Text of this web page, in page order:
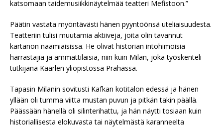
katsomaan taidemusiikkinäytelmää teatteri Mefistoon.”
Päätin vastata myöntävästi hänen pyyntöönsä uteliaisuudesta.
Teatteriin tulisi muutamia aktiiveja, joita olin tavannut
kartanon naamiaisissa. He olivat historian intohimoisia
harrastajia ja ammattilaisia, niin kuin Milan, joka työskenteli
tutkijana Kaarlen yliopistossa Prahassa.
Tapasin Milanin sovitusti Kafkan kotitalon edessä ja hänen
yllään oli tumma viitta mustan puvun ja pitkän takin päällä.
Päässään hänellä oli silinterihattu, ja hän näytti tosiaan kuin
historiallisesta elokuvasta tai näytelmästä karanneelta